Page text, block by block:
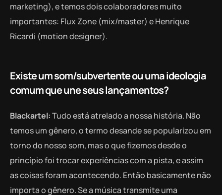
marketing), e temos dois colaboradores muito
importantes: Flux Zone (mix/master) e Henrique
Ricardi (motion designer).
Existe um som/subvertente ou uma ideologia
comum que une seus lançamentos?
Blackartel:Tudo está atrelado a nossa história. Não
temos um gênero, o termo desande se popularizou em
torno do nosso som, mas o que fizemos desde o
princípio foi trocar experiências com a pista, e assim
as coisas foram acontecendo. Então basicamente não
importa o gênero. Se a música transmite uma